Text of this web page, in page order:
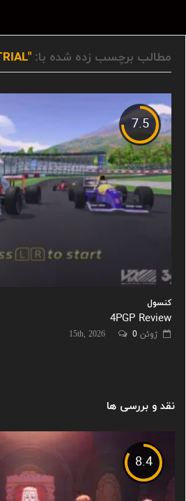
مطالب برچسب زده شده با: "TIME TRIAL"
7.5
کنسول
4PGP Review
ژوئن 15th, 2026 0
نقد و بررسی ها
8.4